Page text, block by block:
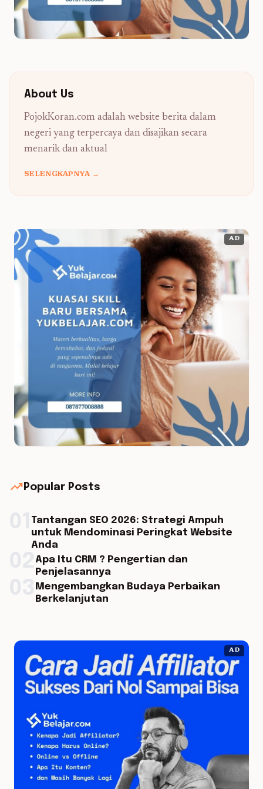
About Us
PojokKoran.com adalah website berita dalam
negeri yang terpercaya dan disajikan secara
menarik dan aktual
SELENGKAPNYA →
AD
trending_up Popular Posts
Tantangan SEO 2026: Strategi Ampuh
untuk Mendominasi Peringkat Website
Anda
Apa Itu CRM ? Pengertian dan
Penjelasannya
Mengembangkan Budaya Perbaikan
Berkelanjutan
AD